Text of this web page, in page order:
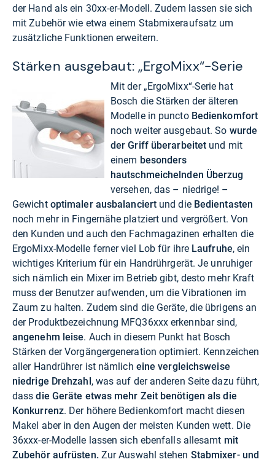
der Hand als ein 30xx-er-Modell. Zudem lassen sie sich
mit Zubehör wie etwa einem Stabmixeraufsatz um
zusätzliche Funktionen erweitern.
Stärken ausgebaut: „ErgoMixx“-Serie
Mit der „ErgoMixx“-Serie hat
Bosch die Stärken der älteren
Modelle in puncto Bedienkomfort
noch weiter ausgebaut. So wurde
der Griff überarbeitet und mit
einem besonders
hautschmeichelnden Überzug
versehen, das – niedrige! –
Gewicht optimaler ausbalanciert und die Bedientasten
noch mehr in Fingernähe platziert und vergrößert. Von
den Kunden und auch den Fachmagazinen erhalten die
ErgoMixx-Modelle ferner viel Lob für ihre Laufruhe, ein
wichtiges Kriterium für ein Handrührgerät. Je unruhiger
sich nämlich ein Mixer im Betrieb gibt, desto mehr Kraft
muss der Benutzer aufwenden, um die Vibrationen im
Zaum zu halten. Zudem sind die Geräte, die übrigens an
der Produktbezeichnung MFQ36xxx erkennbar sind,
angenehm leise. Auch in diesem Punkt hat Bosch
Stärken der Vorgängergeneration optimiert. Kennzeichen
aller Handrührer ist nämlich eine vergleichsweise
niedrige Drehzahl , was auf der anderen Seite dazu führt,
dass die Geräte etwas mehr Zeit benötigen als die
Konkurrenz. Der höhere Bedienkomfort macht diesen
Makel aber in den Augen der meisten Kunden wett. Die
36xxx-er-Modelle lassen sich ebenfalls allesamt mit
Zubehör aufrüsten. Zur Auswahl stehen Stabmixer- und